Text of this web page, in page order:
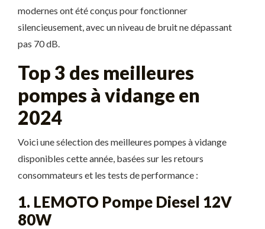
modernes ont été conçus pour fonctionner
silencieusement, avec un niveau de bruit ne dépassant
pas 70 dB.
Top 3 des meilleures
pompes à vidange en
2024
Voici une sélection des meilleures pompes à vidange
disponibles cette année, basées sur les retours
consommateurs et les tests de performance :
1. LEMOTO Pompe Diesel 12V
80W